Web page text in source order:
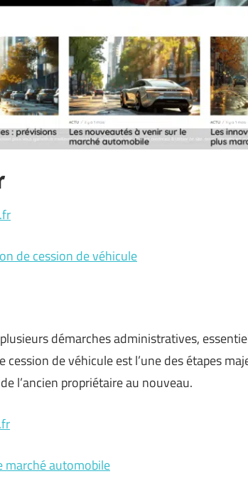
de cession de véhicule
démarches administratives,
de véhicule est l’une des étapes
l’ancien propriétaire au nouveau.
marché automobile